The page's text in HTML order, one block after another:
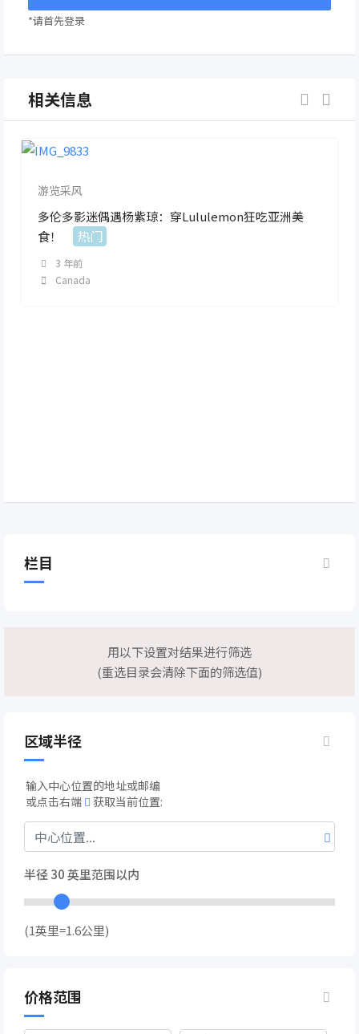
*请首先登录
相关信息
游览采风
多伦多影迷偶遇杨紫琼：穿Lululemon狂吃亚洲美
食！
热门
3 年前
Canada
栏目
用以下设置对结果进行筛选
(重选目录会清除下面的筛选值)
区域半径
输入中心位置的地址或邮编
或点击右端
获取当前位置:
半径30英里范围以内
(1英里=1.6公里)
价格范围